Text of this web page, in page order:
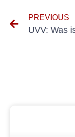
PREVIOUS